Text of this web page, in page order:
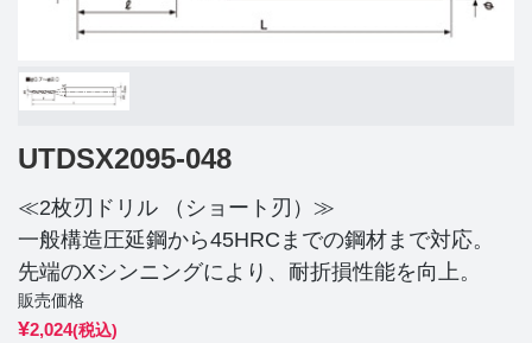
UTDSX2095-048
≪2枚刃ドリル （ショート刃）≫
一般構造圧延鋼から45HRCまでの鋼材まで対応。
先端のXシンニングにより、耐折損性能を向上。
販売価格
¥2,024(税込)